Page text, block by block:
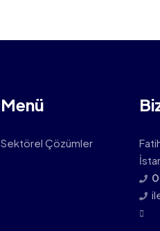
Menü
Sektörel Çözümler